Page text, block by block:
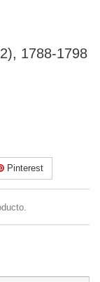
1788-1798
Pinterest